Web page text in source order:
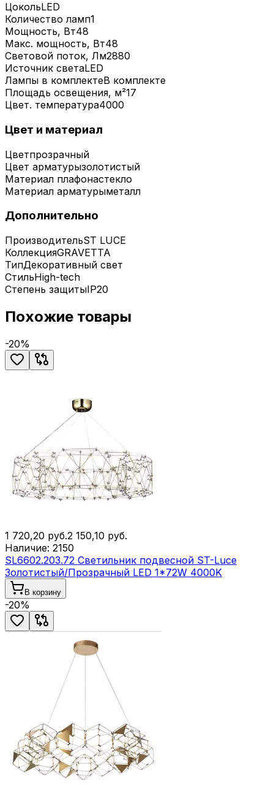
ЦокольLED
Количество ламп1
Мощность, Вт48
Макс. мощность, Вт48
Световой поток, Лм2880
Источник светаLED
Лампы в комплектеВ комплекте
Площадь освещения, м²17
Цвет. температура4000
Цвет и материал
Цветпрозрачный
Цвет арматурызолотистый
Материал плафонастекло
Материал арматурыметалл
Дополнительно
ПроизводительST LUCE
КоллекцияGRAVETTA
ТипДекоративный свет
СтильHigh-tech
Степень защитыIP20
Похожие товары
-20%
1 720,20 руб.2 150,10 руб.
Наличие: 2150
SL6602.203.72 Светильник подвесной ST-Luce
Золотистый/Прозрачный LED 1*72W 4000K
В корзину
-20%